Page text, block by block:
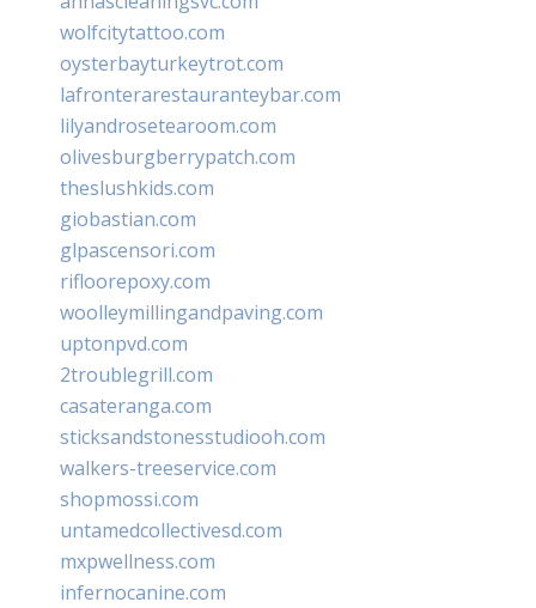
wolfcitytattoo.com
oysterbayturkeytrot.com
lafronterarestauranteybar.com
lilyandrosetearoom.com
olivesburgberrypatch.com
theslushkids.com
giobastian.com
glpascensori.com
rifloorepoxy.com
woolleymillingandpaving.com
uptonpvd.com
2troublegrill.com
casateranga.com
sticksandstonesstudiooh.com
walkers-treeservice.com
shopmossi.com
untamedcollectivesd.com
mxpwellness.com
infernocanine.com